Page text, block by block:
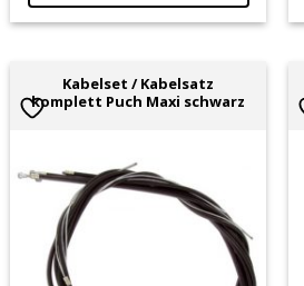
Kabelset / Kabelsatz
komplett Puch Maxi schwarz